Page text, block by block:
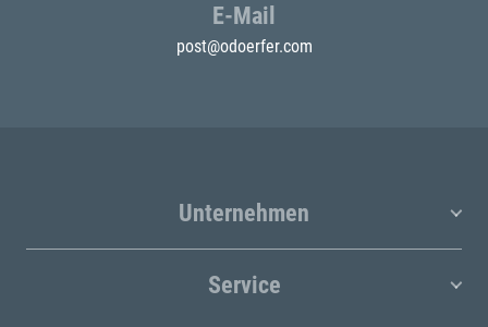
E-Mail
post@odoerfer.com
Unternehmen
Service